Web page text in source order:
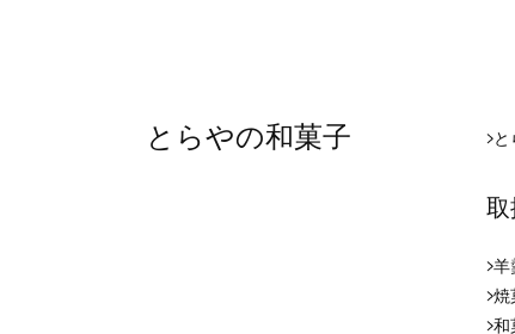
とらやの和菓子
取
羊
焼
和